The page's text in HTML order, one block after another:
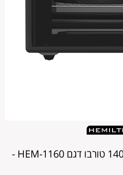
טוסטר אובן 45 ליטר 1400W טורבו דגם HEM-1160 -